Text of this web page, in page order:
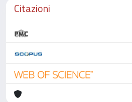
Citazioni